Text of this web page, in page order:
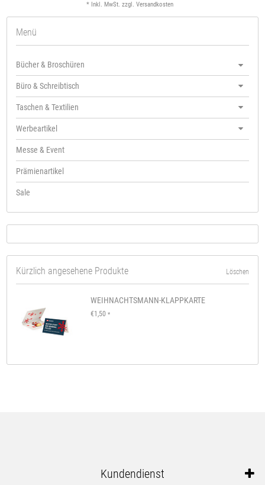
* Inkl. MwSt. zzgl. Versandkosten
Menü
Bücher & Broschüren
Büro & Schreibtisch
Taschen & Textilien
Werbeartikel
Messe & Event
Prämienartikel
Sale
Kürzlich angesehene Produkte Löschen
WEIHNACHTSMANN-KLAPPKARTE
€1,50*
Kundendienst